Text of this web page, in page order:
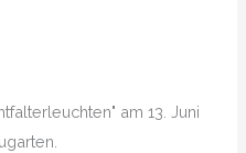
am 13. Juni